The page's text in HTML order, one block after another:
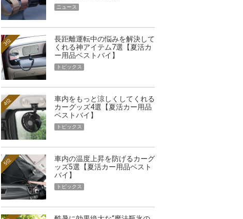
ニュース
長距離運転中の悩みを解決して
くれる神アイテム7選【夏活カ
ー用品ベストバイ】
3位
トピックス
車内をもっと涼しくしてくれる
カーグッズ4選【夏活カー用品
ベストバイ】
4位
トピックス
車内の温度上昇を防げるカーグ
ッズ5選【夏活カー用品ベスト
バイ】
5位
トピックス